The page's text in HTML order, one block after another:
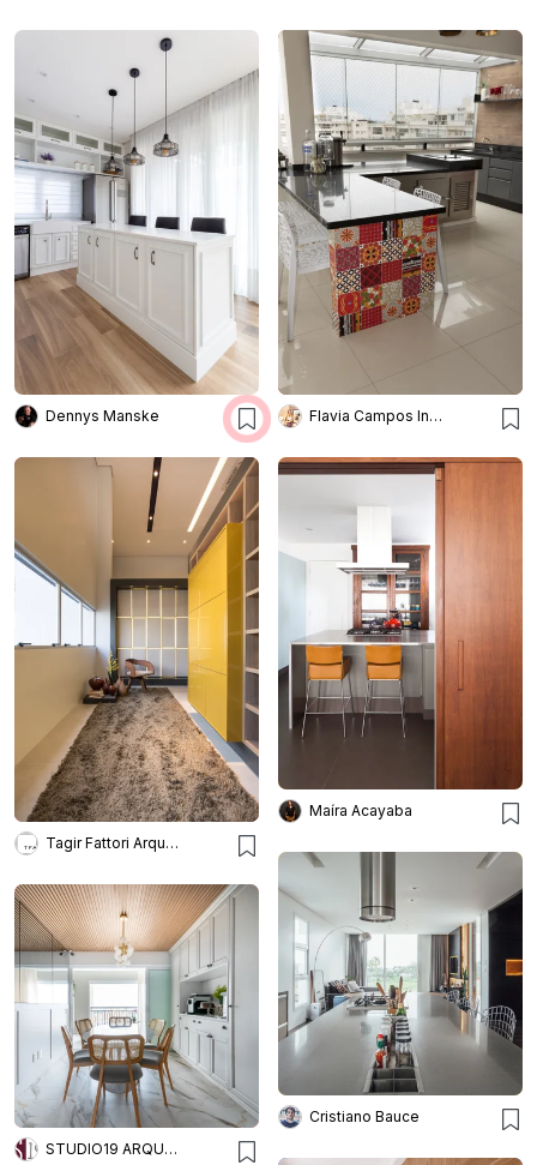
Dennys Manske Flavia Campos Interiores
Tagir Fattori Arquitetura
Maíra Acayaba
Cristiano Bauce
STUDIO19 ARQUITETURA E DESIGN